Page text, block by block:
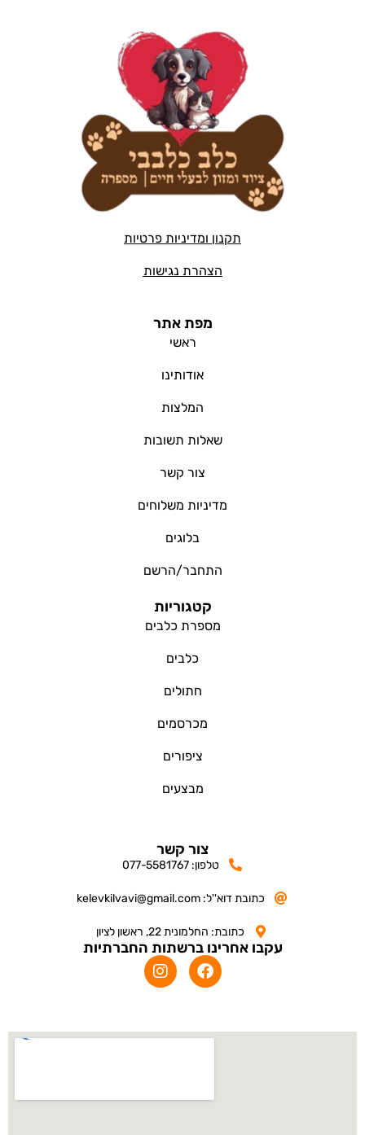
צור קשר
טלפון: 077-5581767
כתובת דוא''ל: kelevkilvavi@gmail.com
כתובת: החלמונית 22, ראשון לציון
עקבו אחרינו ברשתות החברתיות
קטגוריות
מספרת כלבים
כלבים
חתולים
מכרסמים
ציפורים
מבצעים
מפת אתר
ראשי
אודותינו
המלצות
שאלות תשובות
צור קשר
מדיניות משלוחים
בלוגים
התחבר/הרשם
תקנון ומדיניות פרטיות
הצהרת נגישות